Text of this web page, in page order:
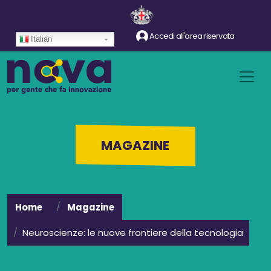
Salta al contenuto principale
Italian Accedi all'area riservata
MAGAZINE
Home
Magazine
Neuroscienze: le nuove frontiere della tecnologia